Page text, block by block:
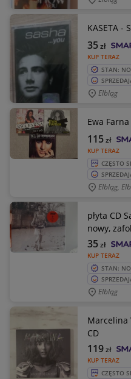
KASETA -
KUP TERAZ
35zł
STAN:
Elbląg
Ewa
KUP TERAZ
115zł
CZĘSTO
Elbląg,
płyta CD
nowy,
KUP TERAZ
35zł
STAN:
Elbląg
Marcelina
CD
KUP TERAZ
119zł
CZĘSTO